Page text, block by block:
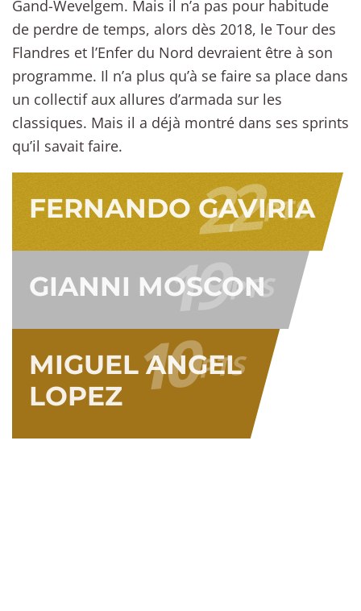
Gand-Wevelgem. Mais il n’a pas pour habitude
de perdre de temps, alors dès 2018, le Tour des
Flandres et l’Enfer du Nord devraient être à son
programme. Il n’a plus qu’à se faire sa place dans
un collectif aux allures d’armada sur les
classiques. Mais il a déjà montré dans ses sprints
qu’il savait faire.
FERNANDO GAVIRIA
22PTS
GIANNI MOSCON
19PTS
MIGUEL ANGEL
LOPEZ 10PTS